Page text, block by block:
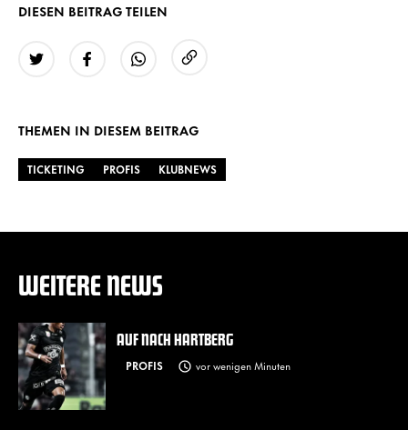
DIESEN BEITRAG TEILEN
THEMEN IN DIESEM BEITRAG
TICKETING PROFIS KLUBNEWS
WEITERE NEWS
AUF NACH HARTBERG
PROFIS vor wenigen Minuten